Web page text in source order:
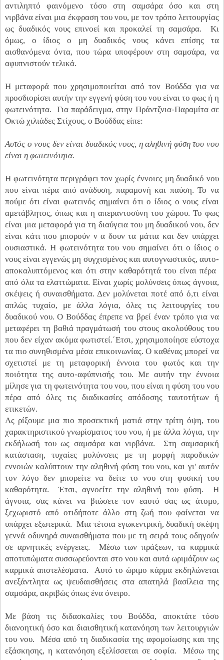
αντιληπτό φαινόμενο τόσο στη σαμσάρα όσο και στη
νιρβάνα είναι μια έκφραση του νου, με τον τρόπο λειτουργίας
ως δυαδικός νους επινοεί και προκαλεί τη σαμσάρα. Κι
όμως, ο ίδιος ο μη δυαδικός νους κάνει επίσης τα
αισθανόμενα όντα, που τώρα υποφέρουν στη σαμσάρα, να
αφυπνιστούν τελικά.
Η μεταφορά που χρησιμοποιείται από τον Βούδδα για να
προσδιορίσει αυτήν την εγγενή φύση του νου είναι το φως ή η
φωτεινότητα. Για παράδειγμα, στην Πράντζνια-Παραμίτα σε
Οκτώ χιλιάδες Στίχους, ο Βούδδας είπε:
Αυτός ο νους δεν είναι δυαδικός νους, η αληθινή φύση του νου
είναι η φωτεινότητα.
Η φωτεινότητα περιγράφει τον χωρίς έννοιες μη δυαδικό νου
που είναι πέρα από ανάδυση, παραμονή και παύση. Το να
πούμε ότι είναι φωτεινός σημαίνει ότι ο ίδιος ο νους είναι
αμετάβλητος, όπως και η απεραντοσύνη του χώρου. Το φως
είναι μια μεταφορά για τη διαύγεια του μη δυαδικού νου, δεν
είναι κάτι που μπορούν ν α δουν τα μάτια και δεν υπάρχει
ουσιαστικά. Η φωτεινότητα του νου σημαίνει ότι ο ίδιος ο
νους είναι εγγενώς μη συγχισμένος και αυτογνωστικός, αυτο-
αποκαλυπτόμενος και ότι στην καθαρότητά του είναι πέρα ​​
από όλα τα ελαττώματα. Είναι χωρίς μολύνσεις όπως άγνοια,
σκέψεις ή συναισθήματα. Δεν μολύνεται ποτέ από ό,τι είναι
απλώς τυχαίο, με άλλα λόγια, όλες τις λειτουργίες του
δυαδικού νου. Ο Βούδδας έπρεπε να βρεί έναν τρόπο για να
μεταφέρει τη βαθιά πραγμάτωσή του στους ακολούθους του
που δεν είχαν ακόμα φωτιστεί.΄Ετσι, χρησιμοποίησε εύστοχα
τα πιο συνηθισμένα μέσα επικοινωνίας. Ο καθένας μπορεί να
σχετιστεί με τη μεταφορική έννοια του φωτός και την
ποιότητα της αυτο-αφύπνισής του. Με αυτήν την έννοια
μίλησε για τη φωτεινότητα του νου, που είναι η φύση του νου
πέρα από όλες τις διαδικασίες απόδοσης ταυτοτήτων ή
ετικετών.
Ας ρίξουμε μια πιο προσεκτική ματιά στην τρίτη όψη, του
χαρακτηριστικού γνωρίσματος του νου, ή με άλλα λόγια, την
εκδήλωσή του ως σαμσάρα και νιρβάνα. Στη σαμσαρική
κατάσταση, τυχαίες μολύνσεις με τη μορφή παροδικών
εννοιών καλύπτουν την αληθινή φύση του νου, και γι' αυτόν
τον λόγο δεν μπορείτε να δείτε το νου στη φυσική του
καθαρότητα. Έτσι, αγνοείτε την αληθινή του φύση. Η
άγνοια, σας κάνει να βιώσετε τον εαυτό σας ως άτομο,
ξεχωριστό από οτιδήποτε άλλο στη ζωή που φαίνεται να
υπάρχει εξωτερικά. Μια τέτοια εγωκεντρική, δυαδική σκέψη
γεννά οδυνηρά συναισθήματα που με τη σειρά τους οδηγούν
σε αρνητικές ενέργειες. Μέσω των πράξεων, τα καρμικά
αποτυπώματα συσσωρεύονται στο νου και αυτά ωριμάζουν ως
καρμικά αποτελέσματα. Αυτό το ώριμο κάρμα εκδηλώνεται
ανεξάντλητα ως ψευδαισθήσεις στα απατηλά βασίλεια της
σαμσάρα, ακριβώς όπως ένα όνειρο.
Με βάση τις διδασκαλίες του Βούδδα, αποκτάτε τόσο
διανοητική όσο και διαισθητική κατανόηση των λειτουργιών
του νου. Μέσα από τη διαδικασία της αφομοίωσης και της
εξάσκησης, η κατανόηση εξελίσσεται σε σοφία. Μέσω της